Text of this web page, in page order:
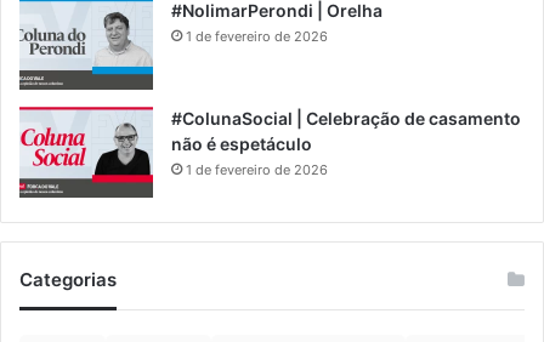
#NolimarPerondi | Orelha
1 de fevereiro de 2026
#ColunaSocial | Celebração de casamento
não é espetáculo
1 de fevereiro de 2026
Categorias